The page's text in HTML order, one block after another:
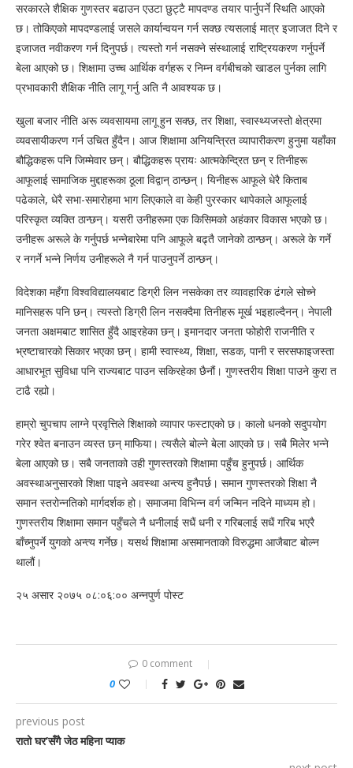
सरकारले शैक्षिक गुणस्तर बढाउन एउटा छुट्टै मापदण्ड तयार पार्नुपर्ने स्थिति आएको
छ। तोकिएको मापदण्डलाई जसले कार्यान्वयन गर्न सक्छ त्यसलाई मात्र इजाजत दिने र
इजाजत नवीकरण गर्न दिनुपर्छ। त्यस्तो गर्न नसक्ने संस्थालाई राष्ट्रियकरण गर्नुपर्ने
बेला आएको छ। शिक्षामा उच्च आर्थिक वर्गहरू र निम्न वर्गबीचको खाडल पुर्नका लागि
प्रभावकारी शैक्षिक नीति लागू गर्नु अति नै आवश्यक छ।
खुला बजार नीति अरू व्यवसायमा लागू हुन सक्छ, तर शिक्षा, स्वास्थ्यजस्तो क्षेत्रमा
व्यवसायीकरण गर्न उचित हुँदैन। आज शिक्षामा अनियन्त्रित व्यापारीकरण हुनुमा यहाँका
बौद्धिकहरू पनि जिम्मेवार छन्। बौद्धिकहरू प्रायः आत्मकेन्द्रित छन् र तिनीहरू
आफूलाई सामाजिक मुद्दाहरूका ठूला विद्वान् ठान्छन्। यिनीहरू आफूले धेरै किताब
पढेकाले, धेरै सभा-समारोहमा भाग लिएकाले वा केही पुरस्कार थापेकाले आफूलाई
परिस्कृत व्यक्ति ठान्छन्। यसरी उनीहरूमा एक किसिमको अहंकार विकास भएको छ।
उनीहरू अरूले के गर्नुपर्छ भन्नेबारेमा पनि आफूले बढ्तै जानेको ठान्छन्। अरूले के गर्ने
र नगर्ने भन्ने निर्णय उनीहरूले नै गर्न पाउनुपर्ने ठान्छन्।
विदेशका महँगा विश्वविद्यालयबाट डिग्री लिन नसकेका तर व्यावहारिक ढंगले सोच्ने
मानिसहरू पनि छन्। त्यस्तो डिग्री लिन नसक्दैमा तिनीहरू मूर्ख भइहाल्दैनन्। नेपाली
जनता अक्षमबाट शासित हुँदै आइरहेका छन्। इमानदार जनता फोहोरी राजनीति र
भ्रष्टाचारको सिकार भएका छन्। हामी स्वास्थ्य, शिक्षा, सडक, पानी र सरसफाइजस्ता
आधारभूत सुविधा पनि राज्यबाट पाउन सकिरहेका छैनौं। गुणस्तरीय शिक्षा पाउने कुरा त
टाढै रह्यो।
हाम्रो चुपचाप लाग्ने प्रवृत्तिले शिक्षाको व्यापार फस्टाएको छ। कालो धनको सदुपयोग
गरेर श्वेत बनाउन व्यस्त छन् माफिया। त्यसैले बोल्ने बेला आएको छ। सबै मिलेर भन्ने
बेला आएको छ। सबै जनताको उही गुणस्तरको शिक्षामा पहुँच हुनुपर्छ। आर्थिक
अवस्थाअनुसारको शिक्षा पाइने अवस्था अन्त्य हुनैपर्छ। समान गुणस्तरको शिक्षा नै
समान स्तरोन्नतिको मार्गदर्शक हो। समाजमा विभिन्न वर्ग जन्मिन नदिने माध्यम हो।
गुणस्तरीय शिक्षामा समान पहुँचले नै धनीलाई सधैं धनी र गरिबलाई सधैं गरिब भएरै
बाँच्नुपर्ने युगको अन्त्य गर्नेछ। यसर्थ शिक्षामा असमानताको विरुद्धमा आजैबाट बोल्न
थालौं।
२५ असार २०७५ ०८:०६:०० अन्नपुर्ण पोस्ट
0 comment
0
previous post
रातो घर’सँगै जेठ महिना प्याक